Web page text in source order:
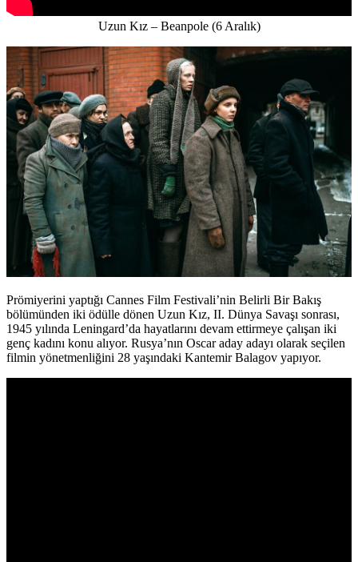
Uzun Kız – Beanpole (6 Aralık)
Prömiyerini yaptığı Cannes Film Festivali’nin Belirli Bir Bakış
bölümünden iki ödülle dönen Uzun Kız, II. Dünya Savaşı sonrası,
1945 yılında Leningard’da hayatlarını devam ettirmeye çalışan iki
genç kadını konu alıyor. Rusya’nın Oscar aday adayı olarak seçilen
filmin yönetmenliğini 28 yaşındaki Kantemir Balagov yapıyor.